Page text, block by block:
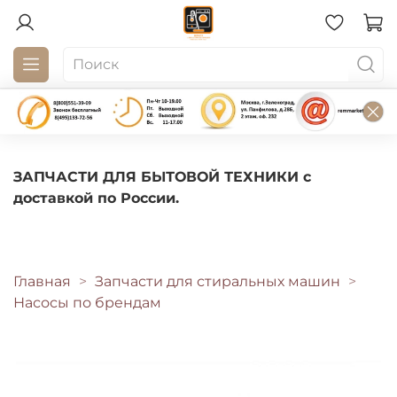
ЗАПЧАСТИ ДЛЯ БЫТОВОЙ ТЕХНИКИ с
доставкой по России.
Главная
Запчасти для стиральных машин
Насосы по брендам